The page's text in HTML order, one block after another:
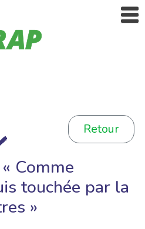
Retour
Comme
touchée par la
»